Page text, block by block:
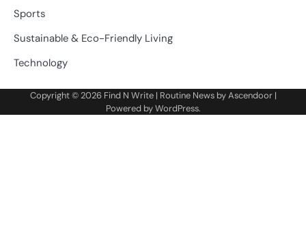
Sports
Sustainable & Eco-Friendly Living
Technology
Copyright © 2026 Find N Write| Routine News byAscendoor|
Powered byWordPress.